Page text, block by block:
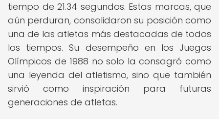
tiempo de 21.34 segundos. Estas marcas, que
aún perduran, consolidaron su posición como
una de las atletas más destacadas de todos
los tiempos. Su desempeño en los Juegos
Olímpicos de 1988 no solo la consagró como
una leyenda del atletismo, sino que también
sirvió como inspiración para futuras
generaciones de atletas.